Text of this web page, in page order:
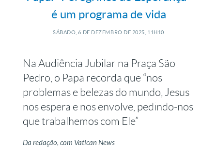
é um programa de vida
SÁBADO, 6 DE DEZEMBRO DE 2025, 11H10
Na Audiência Jubilar na Praça São
Pedro, o Papa recorda que “nos
problemas e belezas do mundo, Jesus
nos espera e nos envolve, pedindo-nos
que trabalhemos com Ele”
Da redação, com Vatican News